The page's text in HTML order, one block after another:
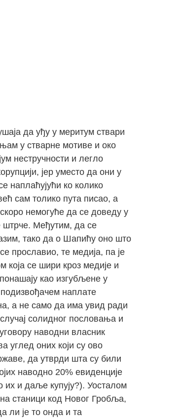
да уђу у меритум ствари
у стварне мотиве и око
нестручности и легло
јер уместо да они у
наплаћујући ко колико
сам толико пута писао, а
немогуће да се доведу у
штрче. Међутим, да се
тако да о Шапићу оно што
прославио, те медија, па је
се шири кроз медије и
као изгубљене у
наплате
а не само да има увид ради
солидног пословања и
наводни власник
углед оних који су ово
да утврди шта су били
наводно 20% евиденције
и даље купују?). Уосталом
станици код Новог Гробља,
ли је то онда и та